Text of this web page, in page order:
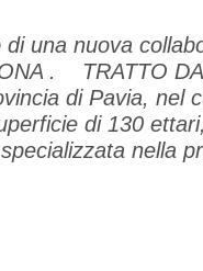
di una nuova
. TRATTO
di Pavia, nel
di 130
nella
colturale che